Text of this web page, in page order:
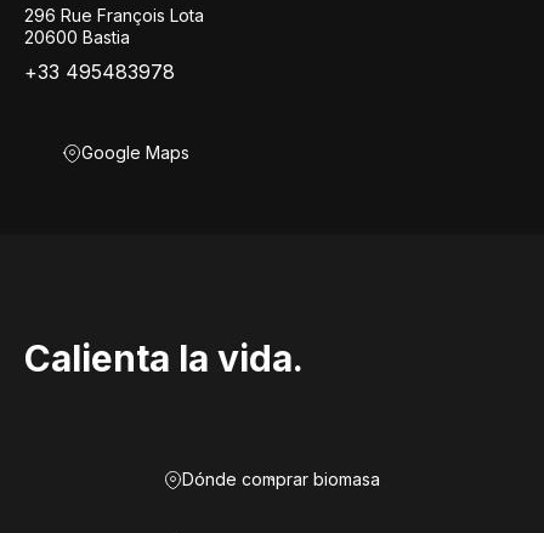
296 Rue François Lota
20600 Bastia
+33 495483978
Google Maps
Calienta la vida.
Dónde comprar biomasa